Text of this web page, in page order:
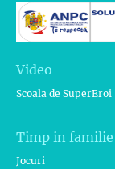
Video
Scoala de SuperEroi
Timp in familie
Jocuri